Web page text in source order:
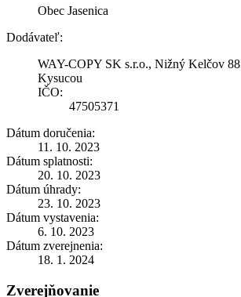
Obec Jasenica
Dodávateľ:
WAY-COPY SK s.r.o., Nižný Kelčov
Kysucou
IČO:
47505371
Dátum doručenia:
11. 10. 2023
Dátum splatnosti:
20. 10. 2023
Dátum úhrady:
23. 10. 2023
Dátum vystavenia:
6. 10. 2023
Dátum zverejnenia:
18. 1. 2024
Zverejňovanie